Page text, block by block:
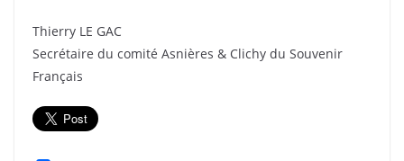
Thierry LE GAC
Secrétaire du comité Asnières & Clichy du Souvenir
Français